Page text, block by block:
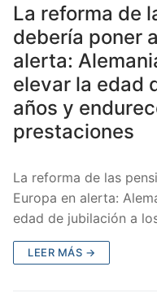
La reforma de
debería poner
alerta:
elevar la edad
años y
prestaciones
La reforma de las
Europa en alerta:
edad de jubilación a
LEER MÁS →